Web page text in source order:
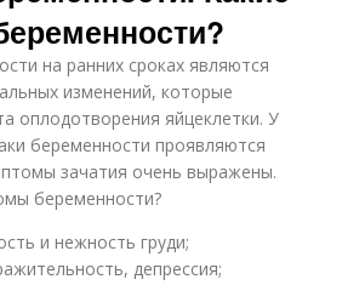
на ранних сроках являются
изменений, которые
оплодотворения яйцеклетки. У
беременности проявляются
зачатия очень выражены.
беременности?
и нежность груди;
депрессия;